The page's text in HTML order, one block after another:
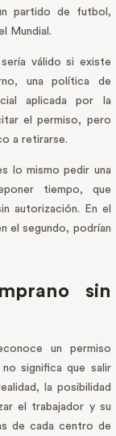
partido de futbol,
Mundial.
válido si existe
una política de
aplicada por la
el permiso, pero
a retirarse.
lo mismo pedir una
tiempo, que
autorización. En el
el segundo, podrían
sin
un permiso
significa que salir
la posibilidad
el trabajador y su
de cada centro de